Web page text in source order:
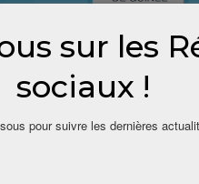
sur les
sociaux !
pour suivre les dernières